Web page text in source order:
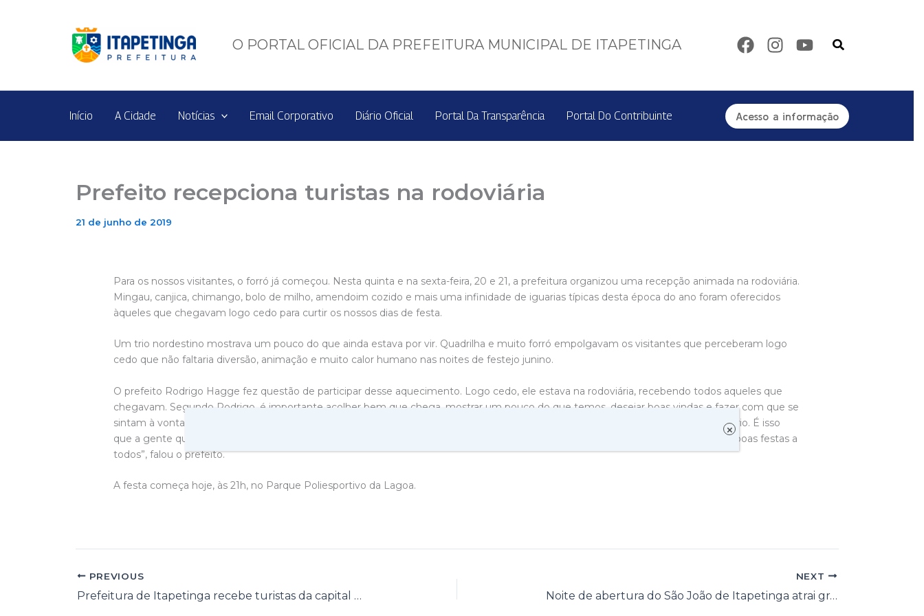
O PORTAL OFICIAL DA PREFEITURA MUNICIPAL DE ITAPETINGA Pesquisar
Início A Cidade Notícias Email Corporativo Diário Oficial Portal Da Transparência Portal Do Contribuinte Acesso a informação
Prefeito recepciona turistas na rodoviária
21 de junho de 2019
Para os nossos visitantes, o forró já começou. Nesta quinta e na sexta-feira, 20 e 21, a prefeitura organizou uma recepção animada na rodoviária.
Mingau, canjica, chimango, bolo de milho, amendoim cozido e mais uma infinidade de iguarias típicas desta época do ano foram oferecidos
àqueles que chegavam logo cedo para curtir os nossos dias de festa.
Um trio nordestino mostrava um pouco do que ainda estava por vir. Quadrilha e muito forró empolgavam os visitantes que perceberam logo
cedo que não faltaria diversão, animação e muito calor humano nas noites de festejo junino.
O prefeito Rodrigo Hagge fez questão de participar desse aquecimento. Logo cedo, ele estava na rodoviária, recebendo todos aqueles que
chegavam. Segundo Rodrigo, é importante acolher bem que chega, mostrar um pouco do que temos, desejar boas vindas e fazer com que se
sintam à vontade sempre que quiserem voltar. “Há quem diga que a hospitalidade do itapetinguense é maior do que o seu território. É isso
que a gente quer que os nossos visitantes sintam ao chegar para a nossa festa. Eu tenho o prazer de dar as boas vindas e desejar boas festas a
todos”, falou o prefeito.
A festa começa hoje, às 21h, no Parque Poliesportivo da Lagoa.
PREVIOUS
Prefeitura de Itapetinga recebe turistas da capital baiana para a grande festa de São João
NEXT
Noite de abertura do São João de Itapetinga atrai grande público
×